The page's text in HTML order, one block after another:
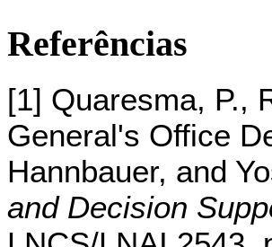
Referências
[1] Quaresma, P.,
General's Office
Hannbauer, and
and Decision